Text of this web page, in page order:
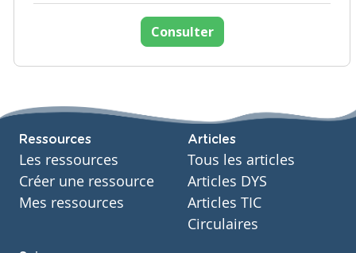
Consulter
Ressources
Les ressources
Créer une ressource
Mes ressources
Articles
Tous les articles
Articles DYS
Articles TIC
Circulaires